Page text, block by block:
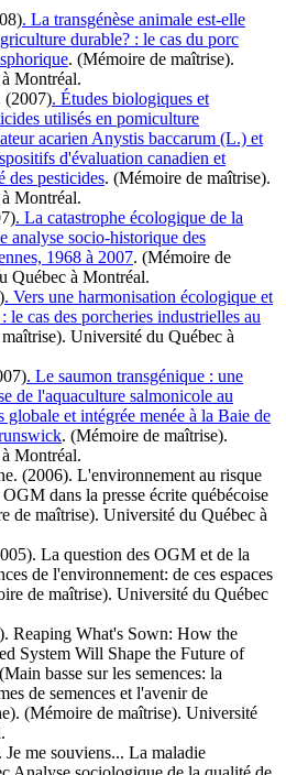
. La transgénèse animale est-elle
durable? : le cas du porc
. (Mémoire de maîtrise).
Montréal.
(2007). Études biologiques et
utilisés en pomiculture
acarien Anystis baccarum (L.) et
d'évaluation canadien et
des pesticides. (Mémoire de maîtrise).
Montréal.
. La catastrophe écologique de la
analyse socio-historique des
1968 à 2007. (Mémoire de
Québec à Montréal.
. Vers une harmonisation écologique et
le cas des porcheries industrielles au
Université du Québec à
. Le saumon transgénique : une
de l'aquaculture salmonicole au
globale et intégrée menée à la Baie de
. (Mémoire de maîtrise).
Montréal.
(2006). L'environnement au risque
dans la presse écrite québécoise
de maîtrise). Université du Québec à
La question des OGM et de la
de l'environnement: de ces espaces
de maîtrise). Université du Québec
Reaping What's Sown: How the
System Will Shape the Future of
basse sur les semences: la
de semences et l'avenir de
(Mémoire de maîtrise). Université
me souviens... La maladie